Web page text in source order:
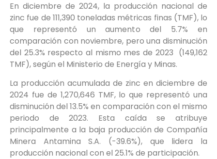
En diciembre de 2024, la producción nacional de
zinc fue de 111,390 toneladas métricas finas (TMF), lo
que representó un aumento del 5.7% en
comparación con noviembre, pero una disminución
del 25.3% respecto al mismo mes de 2023 (149,162
TMF), según el Ministerio de Energía y Minas.
La producción acumulada de zinc en diciembre de
2024 fue de 1,270,646 TMF, lo que representó una
disminución del 13.5% en comparación con el mismo
periodo de 2023. Esta caída se atribuye
principalmente a la baja producción de Compañía
Minera Antamina S.A. (-39.6%), que lidera la
producción nacional con el 25.1% de participación.